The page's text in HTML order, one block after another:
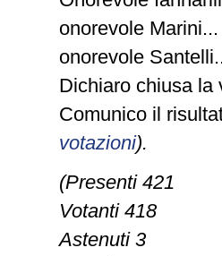
onorevole
onorevole
Dichiaro chiusa la
Comunico il
votazioni).
(Presenti 421
Votanti 418
Astenuti 3